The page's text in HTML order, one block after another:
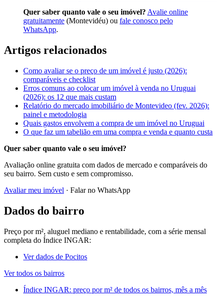
Quer saber quanto vale o seu imóvel? Avalie online
gratuitamente (Montevidéu) ou fale conosco pelo
WhatsApp.
Artigos relacionados
Como avaliar se o preço de um imóvel é justo (2026):
comparáveis e checklist
Erros comuns ao colocar um imóvel à venda no Uruguai
(2026): os 12 que mais custam
Relatório do mercado imobiliário de Montevideo (fev. 2026):
painel e metodologia
Quais gastos envolvem a compra de um imóvel no Uruguai
O que faz um tabelião em uma compra e venda e quanto custa
Quer saber quanto vale o seu imóvel?
Avaliação online gratuita com dados de mercado e comparáveis do
seu bairro. Sem custo e sem compromisso.
Avaliar meu imóvel · Falar no WhatsApp
Dados do bairro
Preço por m², aluguel mediano e rentabilidade, com a série mensal
completa do Índice INGAR:
Ver dados de Pocitos
Ver todos os bairros
Índice INGAR: preço por m² de todos os bairros, mês a mês